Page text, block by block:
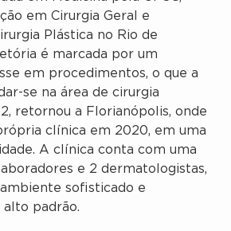
em Cirurgia Geral e
Plástica no Rio de
é marcada por um
em procedimentos, o que a
se na área de cirurgia
retornou a Florianópolis, onde
clínica em 2020, em uma
A clínica conta com uma
e 2 dermatologistas,
sofisticado e
padrão.